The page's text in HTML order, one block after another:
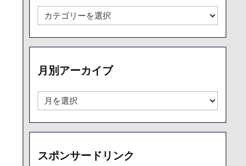
テ
ゴ
リ
別
ー
カ
ブ
月別アーカイブ
別
ア
ー
イ
スポンサードリンク